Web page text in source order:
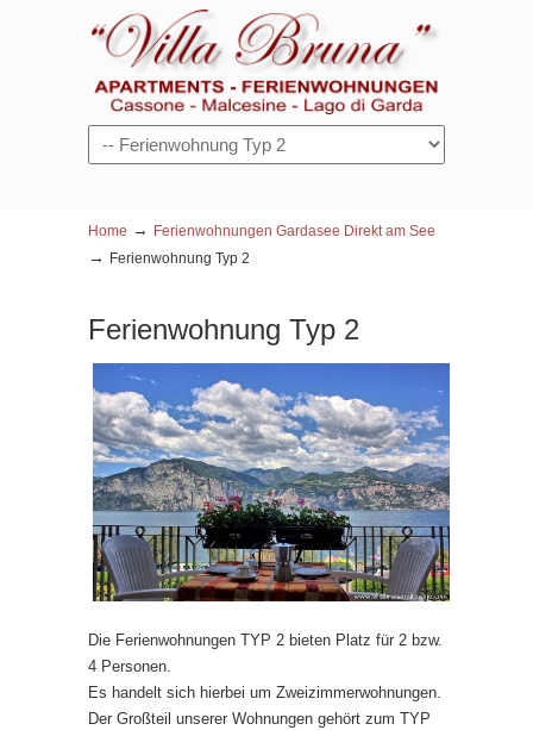
Navigation
Home → Ferienwohnungen Gardasee Direkt am See
→ Ferienwohnung Typ 2
Ferienwohnung Typ 2
Die Ferienwohnungen TYP 2 bieten Platz für 2 bzw.
4 Personen.
Es handelt sich hierbei um Zweizimmerwohnungen.
Der Großteil unserer Wohnungen gehört zum TYP